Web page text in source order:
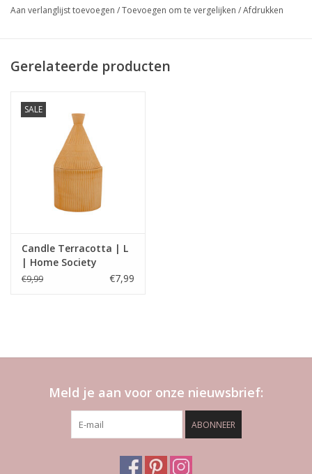
Aan verlanglijst toevoegen /Toevoegen om te vergelijken /Afdrukken
Gerelateerde producten
SALE
Candle Terracotta | L
| Home Society
€9,99 €7,99
Meld je aan voor onze nieuwsbrief:
ABONNEER